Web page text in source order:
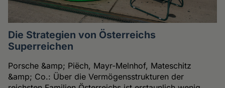
Die Strategien von Österreichs
Superreichen
Porsche &amp; Piëch, Mayr-Melnhof, Mateschitz
&amp; Co.: Über die Vermögensstrukturen der